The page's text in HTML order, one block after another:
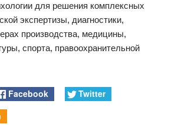
для решения комплексных
экспертизы, диагностики,
производства, медицины,
спорта, правоохранительной
Facebook
Twitter